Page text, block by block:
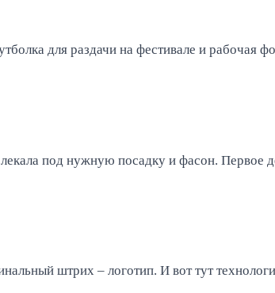
для раздачи на фестивале и рабочая
под нужную посадку и фасон. Первое
штрих – логотип. И вот тут